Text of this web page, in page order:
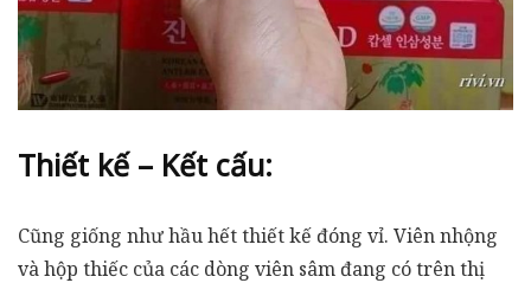
Thiết kế – Kết cấu:
Cũng giống như hầu hết thiết kế đóng vỉ. Viên nhộng
và hộp thiếc của các dòng viên sâm đang có trên thị